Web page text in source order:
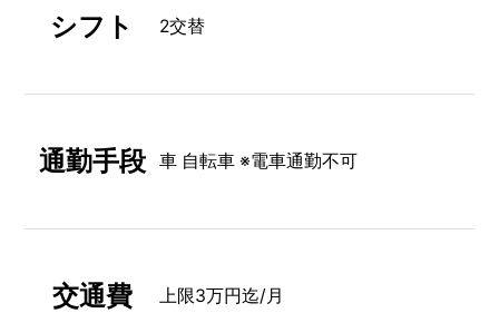
シフト 2交替
通勤手段 車 自転車 ※電車通勤不可
交通費 上限3万円迄/月